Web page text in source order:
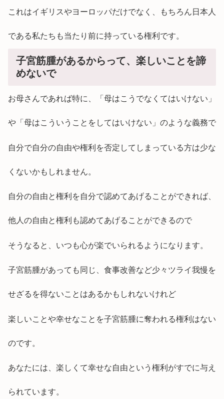
これはイギリスやヨーロッパだけでなく、もちろん日本人
である私たちも当たり前に持っている権利です。
子宮筋腫があるからって、楽しいことを諦
めないで
お母さんであれば特に、「母はこうでなくてはいけない」
や「母はこういうことをしてはいけない」のような義務で
自分で自分の自由や権利を否定してしまっている方は少な
くないかもしれません。
自分の自由と権利を自分で認めてあげることができれば、
他人の自由と権利も認めてあげることができるので
そうなると、いつも心が楽でいられるようになります。
子宮筋腫があっても同じ、食事改善など少々ツライ我慢を
せざるを得ないことはあるかもしれないけれど
楽しいことや幸せなことを子宮筋腫に奪われる権利はない
のです。
あなたには、楽しくて幸せな自由という権利がすでに与え
られています。